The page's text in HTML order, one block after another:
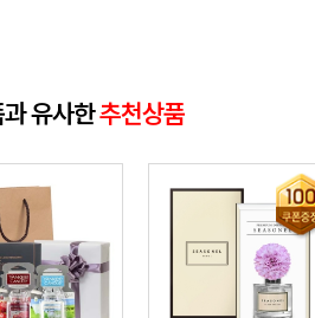
유사한추천상품